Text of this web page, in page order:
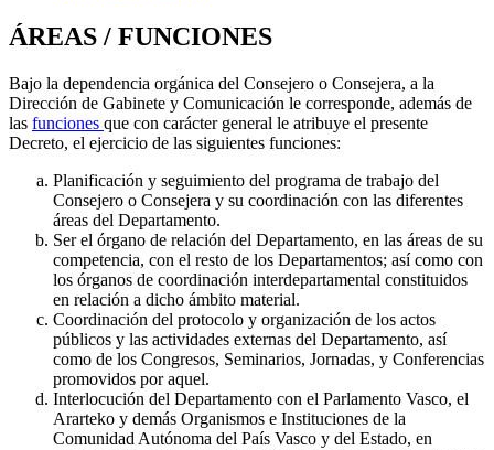
ÁREAS / FUNCIONES
Bajo la dependencia orgánica del Consejero o Consejera, a la
Dirección de Gabinete y Comunicación le corresponde, además de
las funciones que con carácter general le atribuye el presente
Decreto, el ejercicio de las siguientes funciones:
Planificación y seguimiento del programa de trabajo del
Consejero o Consejera y su coordinación con las diferentes
áreas del Departamento.
Ser el órgano de relación del Departamento, en las áreas de su
competencia, con el resto de los Departamentos; así como con
los órganos de coordinación interdepartamental constituidos
en relación a dicho ámbito material.
Coordinación del protocolo y organización de los actos
públicos y las actividades externas del Departamento, así
como de los Congresos, Seminarios, Jornadas, y Conferencias
promovidos por aquel.
Interlocución del Departamento con el Parlamento Vasco, el
Ararteko y demás Organismos e Instituciones de la
Comunidad Autónoma del País Vasco y del Estado, en